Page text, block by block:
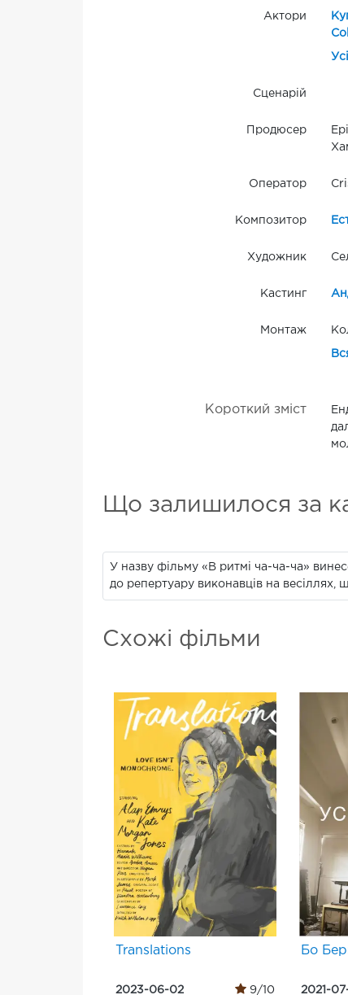
Актори
Сценарій
Продюсер
Оператор
Композитор
Художник
Кастинг
Монтаж
Короткий зміст
Що залишилося за
У назву фільму «В ритмі ча-ча-ча»
до репертуару виконавців на весіллях,
Схожі фільми
Translations
2023-06-02 9/10
Бо
2021-